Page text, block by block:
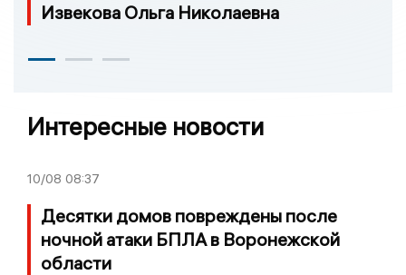
Извекова Ольга Николаевна
Интересные новости
10/08 08:37
Десятки домов повреждены после
ночной атаки БПЛА в Воронежской
области